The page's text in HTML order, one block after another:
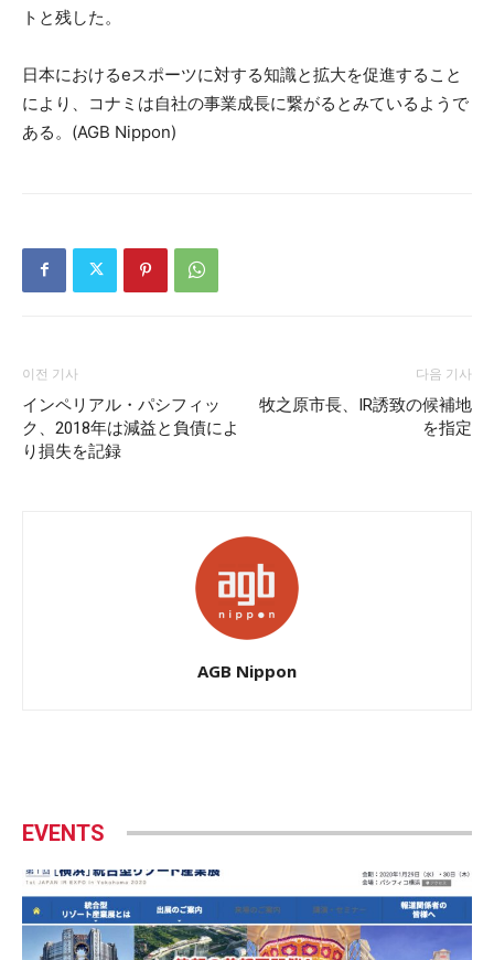
トと残した。
日本におけるeスポーツに対する知識と拡大を促進すること
により、コナミは自社の事業成長に繋がるとみているようで
ある。(AGB Nippon)
이전 기사
インペリアル・パシフィッ
ク、2018年は減益と負債によ
り損失を記録
다음 기사
牧之原市長、IR誘致の候補地
を指定
AGB Nippon
EVENTS